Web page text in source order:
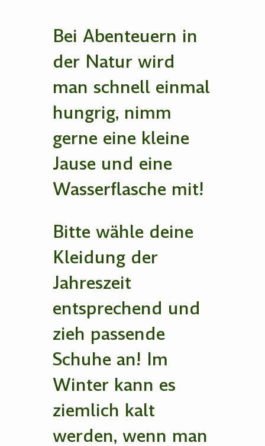
Bei Abenteuern in
der Natur wird
man schnell einmal
hungrig, nimm
gerne eine kleine
Jause und eine
Wasserflasche mit!
Bitte wähle deine
Kleidung der
Jahreszeit
entsprechend und
zieh passende
Schuhe an! Im
Winter kann es
ziemlich kalt
werden, wenn man